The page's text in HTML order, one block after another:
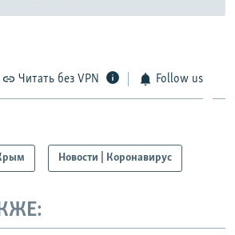
Читать без VPN Follow us
Новости | Коронавирус